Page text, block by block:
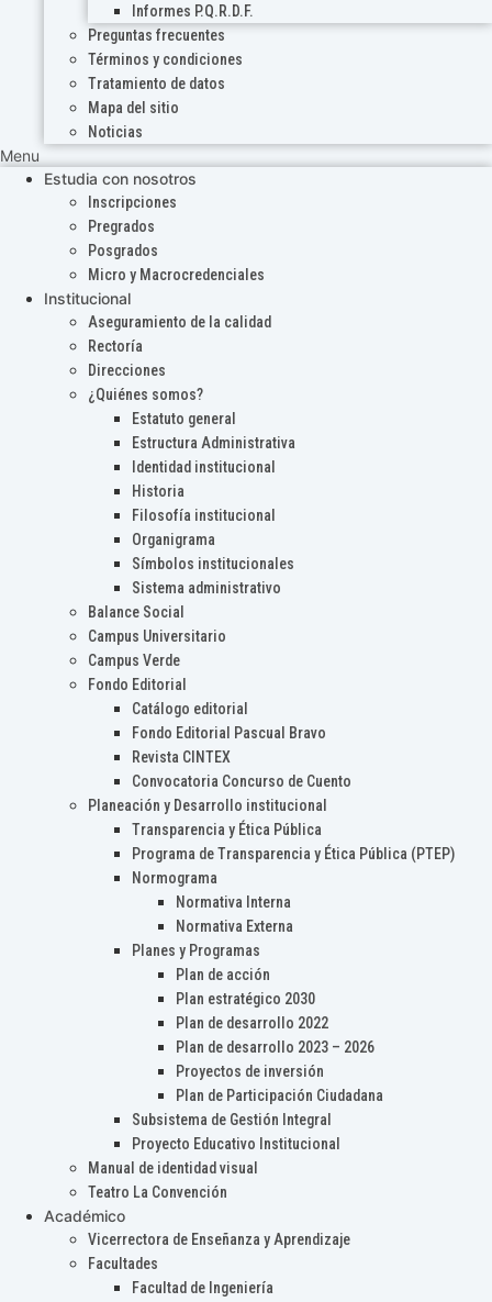
Informes P.Q.R.D.F.
Preguntas frecuentes
Términos y condiciones
Tratamiento de datos
Mapa del sitio
Noticias
Menu
Estudia con nosotros
Inscripciones
Pregrados
Posgrados
Micro y Macrocredenciales
Institucional
Aseguramiento de la calidad
Rectoría
Direcciones
¿Quiénes somos?
Estatuto general
Estructura Administrativa
Identidad institucional
Historia
Filosofía institucional
Organigrama
Símbolos institucionales
Sistema administrativo
Balance Social
Campus Universitario
Campus Verde
Fondo Editorial
Catálogo editorial
Fondo Editorial Pascual Bravo
Revista CINTEX
Convocatoria Concurso de Cuento
Planeación y Desarrollo institucional
Transparencia y Ética Pública
Programa de Transparencia y Ética Pública (PTEP)
Normograma
Normativa Interna
Normativa Externa
Planes y Programas
Plan de acción
Plan estratégico 2030
Plan de desarrollo 2022
Plan de desarrollo 2023 – 2026
Proyectos de inversión
Plan de Participación Ciudadana
Subsistema de Gestión Integral
Proyecto Educativo Institucional
Manual de identidad visual
Teatro La Convención
Académico
Vicerrectora de Enseñanza y Aprendizaje
Facultades
Facultad de Ingeniería